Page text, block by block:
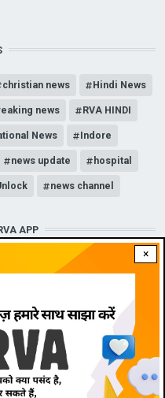
×
christian news Hindi News
news RVA HINDI
News Indore
news update hospital
news channel
APP
WITH US!